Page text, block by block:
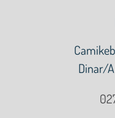
Dinar/